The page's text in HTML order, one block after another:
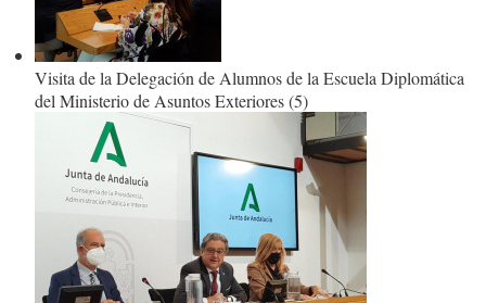
Visita de la Delegación de Alumnos de la Escuela Diplomática
del Ministerio de Asuntos Exteriores (5)